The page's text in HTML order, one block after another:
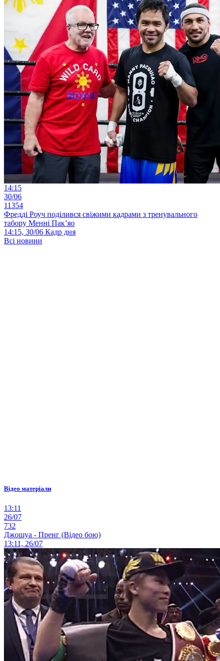
14:15
30/06
11354
Фредді Роуч поділився свіжими кадрами з тренувального
табору Менні Пак’яо
14:15, 30/06 Кадр дня
Всі новини
Відео матеріали
13:11
26/07
732
Джошуа - Пренг (Відео бою)
13:11, 26/07